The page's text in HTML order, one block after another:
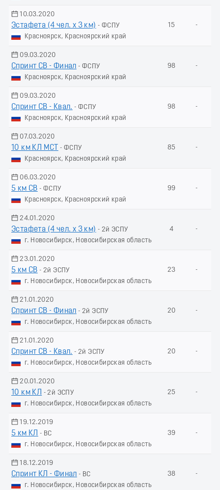
10.03.2020
Эстафета (4 чел. х 3 км) - ФСПУ
Красноярск, Красноярский край
15 -
09.03.2020
Спринт СВ - Финал - ФСПУ
Красноярск, Красноярский край
98 -
09.03.2020
Спринт СВ - Квал. - ФСПУ
Красноярск, Красноярский край
98 -
07.03.2020
10 км КЛ МСТ
- ФСПУ
Красноярск, Красноярский край
85 -
06.03.2020
5 км СВ - ФСПУ
Красноярск, Красноярский край
99 -
24.01.2020
Эстафета (4 чел. х 3 км) - 2й ЭСПУ
г. Новосибирск, Новосибирская область
4 -
23.01.2020
5 км СВ - 2й ЭСПУ
г. Новосибирск, Новосибирская область
23 -
21.01.2020
Спринт СВ - Финал - 2й ЭСПУ
г. Новосибирск, Новосибирская область
20 -
21.01.2020
Спринт СВ - Квал. - 2й ЭСПУ
г. Новосибирск, Новосибирская область
20 -
20.01.2020
10 км КЛ
- 2й ЭСПУ
г. Новосибирск, Новосибирская область
25 -
19.12.2019
5 км КЛ
- ВС
г. Новосибирск, Новосибирская область
39 -
18.12.2019
Спринт КЛ - Финал - ВС
г. Новосибирск, Новосибирская область
38 -